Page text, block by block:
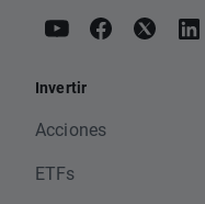
Invertir
Acciones
ETFs